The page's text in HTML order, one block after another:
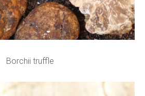
Borchii truffle